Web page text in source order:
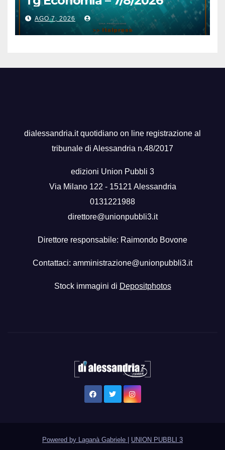
AGO 7, 2026
dialessandria.it quotidiano on line registrazione al
tribunale di Alessandria n.48/2017
edizioni Union Pubbli 3
Via Milano 122 - 15121 Alessandria
0131221988
direttore@unionpubbli3.it
Direttore responsabile: Raimondo Bovone
Contattaci: amministrazione@unionpubbli3.it
Stock immagini di Depositphotos
Powered by Laganà Gabriele
UNION PUBBLI 3